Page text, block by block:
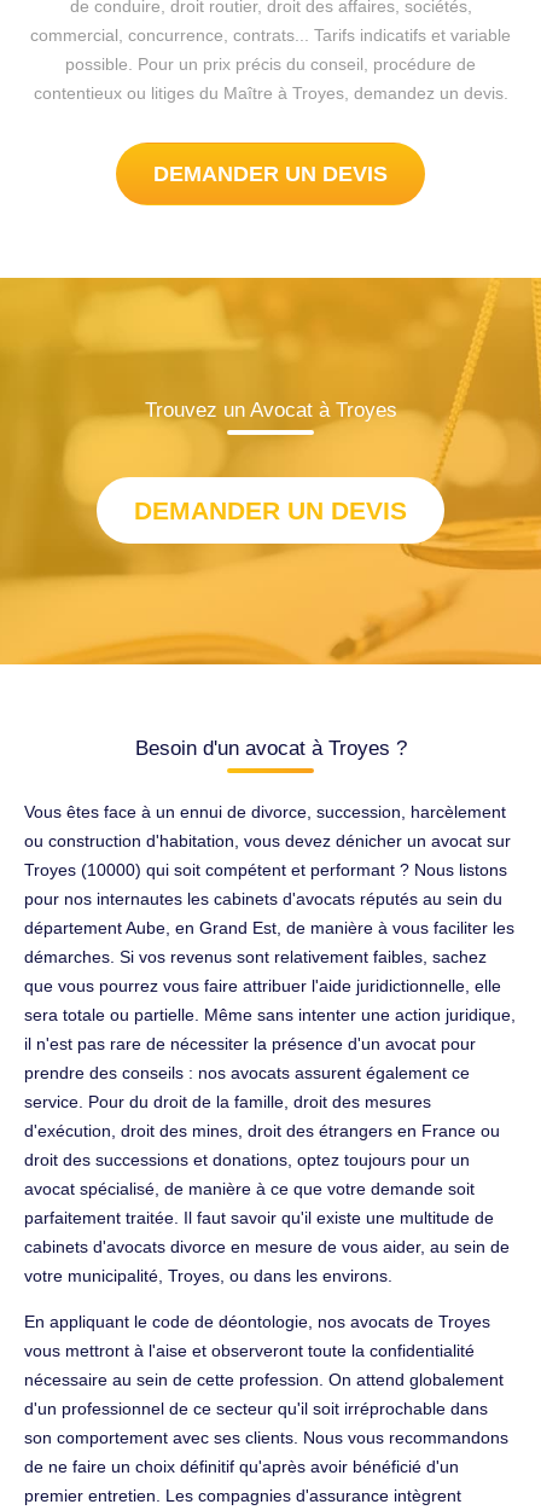
de conduire, droit routier, droit des affaires, sociétés,
commercial, concurrence, contrats... Tarifs indicatifs et variable
possible. Pour un prix précis du conseil, procédure de
contentieux ou litiges du Maître à Troyes, demandez un devis.
DEMANDER UN DEVIS
Trouvez un Avocat à Troyes
DEMANDER UN DEVIS
Besoin d'un avocat à Troyes ?
Vous êtes face à un ennui de divorce, succession, harcèlement
ou construction d'habitation, vous devez dénicher un avocat sur
Troyes (10000) qui soit compétent et performant ? Nous listons
pour nos internautes les cabinets d'avocats réputés au sein du
département Aube, en Grand Est, de manière à vous faciliter les
démarches. Si vos revenus sont relativement faibles, sachez
que vous pourrez vous faire attribuer l'aide juridictionnelle, elle
sera totale ou partielle. Même sans intenter une action juridique,
il n'est pas rare de nécessiter la présence d'un avocat pour
prendre des conseils : nos avocats assurent également ce
service. Pour du droit de la famille, droit des mesures
d'exécution, droit des mines, droit des étrangers en France ou
droit des successions et donations, optez toujours pour un
avocat spécialisé, de manière à ce que votre demande soit
parfaitement traitée. Il faut savoir qu'il existe une multitude de
cabinets d'avocats divorce en mesure de vous aider, au sein de
votre municipalité, Troyes, ou dans les environs.
En appliquant le code de déontologie, nos avocats de Troyes
vous mettront à l'aise et observeront toute la confidentialité
nécessaire au sein de cette profession. On attend globalement
d'un professionnel de ce secteur qu'il soit irréprochable dans
son comportement avec ses clients. Nous vous recommandons
de ne faire un choix définitif qu'après avoir bénéficié d'un
premier entretien. Les compagnies d'assurance intègrent